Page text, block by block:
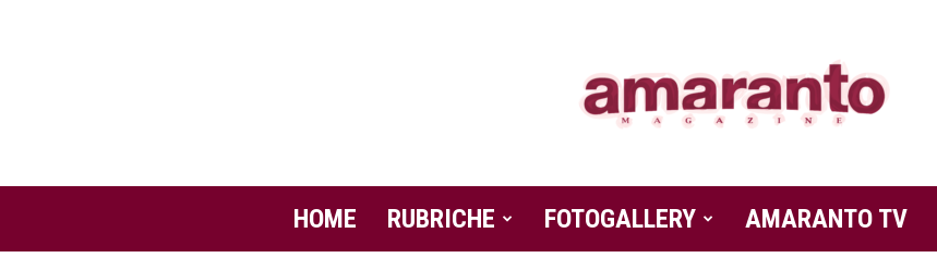
Amaranto
HOME RUBRICHE FOTOGALLERY AMARANTO TV